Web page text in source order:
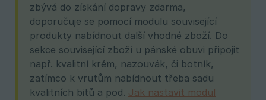
zbývá do získání dopravy zdarma,
doporučuje se pomocí modulu související
produkty nabídnout další vhodné zboží. Do
sekce související zboží u pánské obuvi připojit
např. kvalitní krém, nazouvák, či botník,
zatímco k vrutům nabídnout třeba sadu
kvalitních bitů a pod. Jak nastavit modul